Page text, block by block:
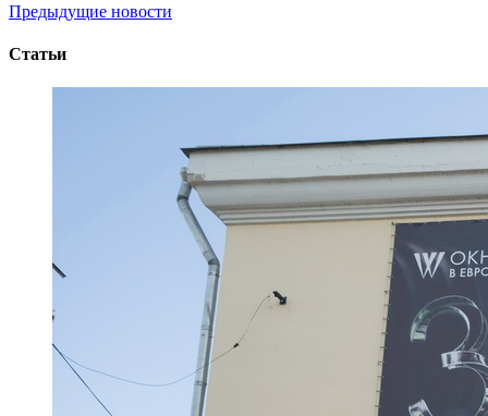
Предыдущие новости
Статьи